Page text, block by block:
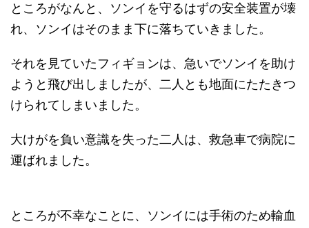
ところがなんと、ソンイを守るはずの安全装置が壊
れ、ソンイはそのまま下に落ちていきました。
それを見ていたフィギョンは、急いでソンイを助け
ようと飛び出しましたが、二人とも地面にたたきつ
けられてしまいました。
大けがを負い意識を失った二人は、救急車で病院に
運ばれました。
ところが不幸なことに、ソンイには手術のため輸血